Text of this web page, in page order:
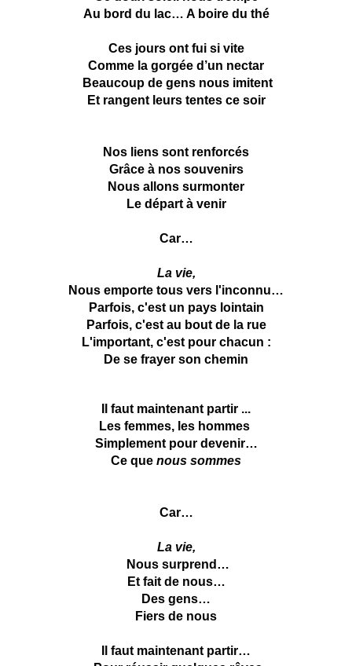
Au bord du lac… A boire du thé
Ces jours ont fui si vite
Comme la gorgée d’un nectar
Beaucoup de gens nous imitent
Et rangent leurs tentes ce soir
Nos liens sont renforcés
Grâce à nos souvenirs
Nous allons surmonter
Le départ à venir
Car…
La vie,
Nous emporte tous vers l'inconnu…
Parfois, c'est un pays lointain
Parfois, c'est au bout de la rue
L'important, c'est pour chacun :
De se frayer son chemin
Il faut maintenant partir ...
Les femmes, les hommes
Simplement pour devenir…
Ce que nous sommes
Car…
La vie,
Nous surprend…
Et fait de nous…
Des gens…
Fiers de nous
Il faut maintenant partir…